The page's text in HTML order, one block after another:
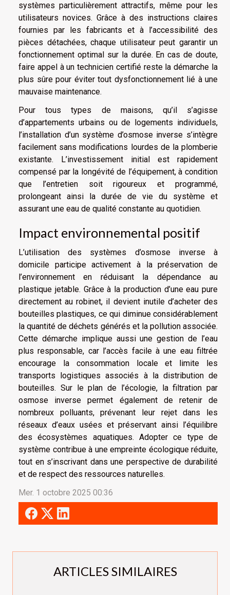
ARTICLES SIMILAIRES
systèmes particulièrement attractifs, même pour les
utilisateurs novices. Grâce à des instructions claires
fournies par les fabricants et à l’accessibilité des
pièces détachées, chaque utilisateur peut garantir un
fonctionnement optimal sur la durée. En cas de doute,
faire appel à un technicien certifié reste la démarche la
plus sûre pour éviter tout dysfonctionnement lié à une
mauvaise maintenance.
Pour tous types de maisons, qu’il s’agisse
d’appartements urbains ou de logements individuels,
l’installation d’un système d’osmose inverse s’intègre
facilement sans modifications lourdes de la plomberie
existante. L’investissement initial est rapidement
compensé par la longévité de l’équipement, à condition
que l’entretien soit rigoureux et programmé,
prolongeant ainsi la durée de vie du système et
assurant une eau de qualité constante au quotidien.
Impact environnemental positif
L’utilisation des systèmes d’osmose inverse à
domicile participe activement à la préservation de
l’environnement en réduisant la dépendance au
plastique jetable. Grâce à la production d’une eau pure
directement au robinet, il devient inutile d’acheter des
bouteilles plastiques, ce qui diminue considérablement
la quantité de déchets générés et la pollution associée.
Cette démarche implique aussi une gestion de l’eau
plus responsable, car l’accès facile à une eau filtrée
encourage la consommation locale et limite les
transports logistiques associés à la distribution de
bouteilles. Sur le plan de l’écologie, la filtration par
osmose inverse permet également de retenir de
nombreux polluants, prévenant leur rejet dans les
réseaux d’eaux usées et préservant ainsi l’équilibre
des écosystèmes aquatiques. Adopter ce type de
système contribue à une empreinte écologique réduite,
tout en s’inscrivant dans une perspective de durabilité
et de respect des ressources naturelles.
Mer. 1 octobre 2025 00:36